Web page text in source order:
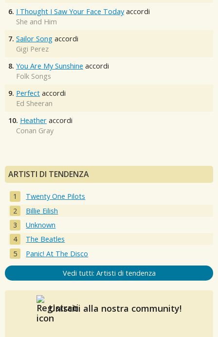
6. I Thought I Saw Your Face Today accordi
She and Him
7. Sailor Song accordi
Gigi Perez
8. You Are My Sunshine accordi
Folk Songs
9. Perfect accordi
Ed Sheeran
10. Heather accordi
Conan Gray
ARTISTI DI TENDENZA
Twenty One Pilots
Billie Eilish
Unknown
The Beatles
Panic! At The Disco
Vedi tutti: Artisti di tendenza
Unisciti alla nostra community!